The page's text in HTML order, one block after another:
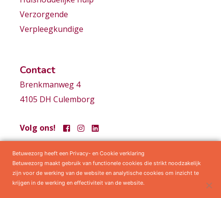
Verzorgende
Verpleegkundige
Contact
Brenkmanweg 4
4105 DH Culemborg
Volg ons!
Samenwerkingen Privacy statement Algemene voorwaarden
Betuwezorg heeft een Privacy- en Cookie verklaring
Betuwezorg maakt gebruik van functionele cookies die strikt noodzakelijk
zijn voor de werking van de website en analytische cookies om inzicht te
krijgen in de werking en effectiviteit van de website.